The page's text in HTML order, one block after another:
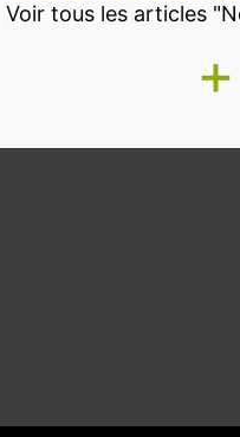
Voir tous les articles
+